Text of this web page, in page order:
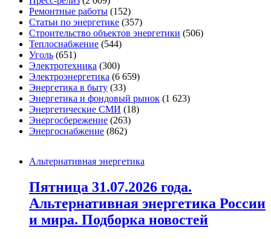
Ремонтные работы (152)
Статьи по энергетике (357)
Строительство объектов энергетики (506)
Теплоснабжение (544)
Уголь (651)
Электротехника (300)
Электроэнергетика (6 659)
Энергетика в быту (33)
Энергетика и фондовый рынок (1 623)
Энергетические СМИ (18)
Энергосбережение (263)
Энергоснабжение (862)
Альтернативная энергетика
Пятница 31.07.2026 года.
Альтернативная энергетика России
и мира. Подборка новостей